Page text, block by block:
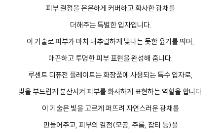
피부 결점을 은은하게 커버하고 화사한 광채를
더해주는 특별한 입자입니다.
이 기술로 피부가 마치 내추럴하게 빛나는 듯한 윤기를 띄며,
매끈하고 투명한 피부 표현을 완성해 줍니다.
루센트 디퓨전 플레이트는 화장품에 사용되는 특수 입자로,
빛을 부드럽게 분산시켜 피부를 화사하게 표현하는 역할을 합니다.
이 기술은 빛을 고르게 퍼뜨려 자연스러운 광채를
만들어주고, 피부의 결점(모공, 주름, 잡티 등)을